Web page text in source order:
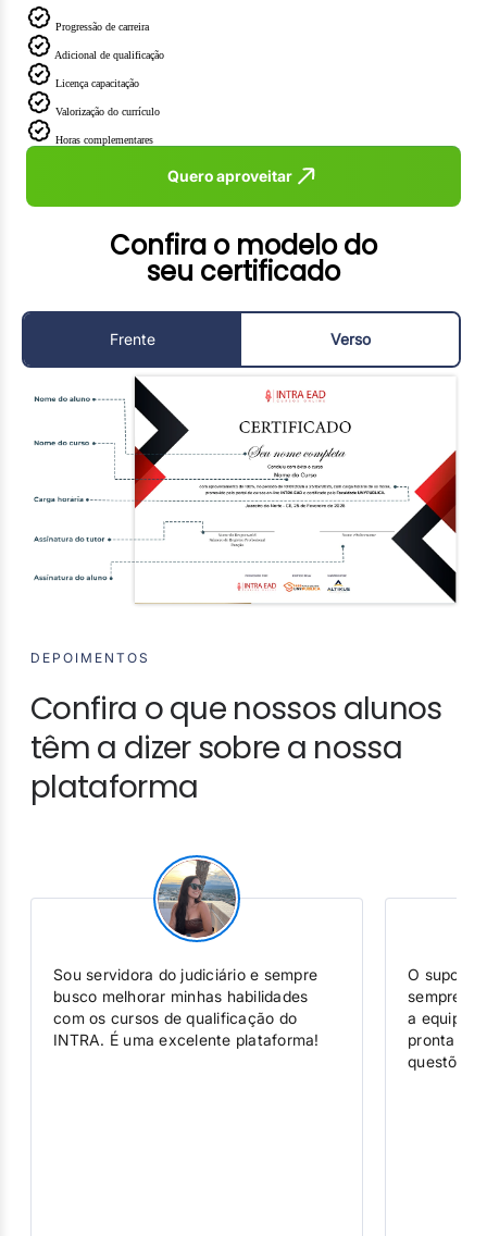
Trabalhistas
Frente Verso
Confira o modelo do
seu certificado
Progressão de carreira
Adicional de qualificação
Licença capacitação
Valorização do currículo
Horas complementares
Quero aproveitar
DEPOIMENTOS
Confira o que nossos alunos
têm a dizer sobre a nossa
plataforma
Sou servidora do judiciário e sempre
busco melhorar minhas habilidades
com os cursos de qualificação do
INTRA. É uma excelente plataforma!
O suporte
sempre
a equipe
questões